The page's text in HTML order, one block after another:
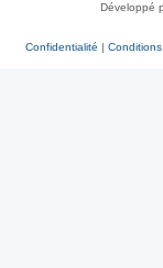
Développé
Confidentialité | Conditions